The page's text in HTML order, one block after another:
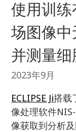
使用训练
场图像
并测量
2023年9月
ECLIPSE Ji搭载
像处理软件
像获取到分析